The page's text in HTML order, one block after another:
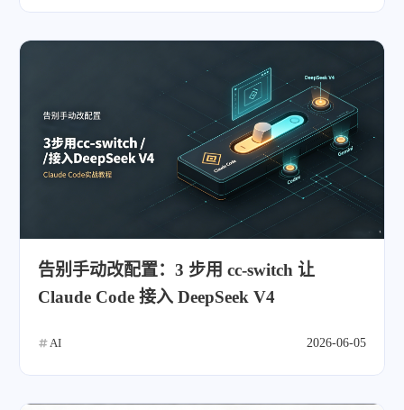
告别手动改配置：3 步用 cc-switch 让
Claude Code 接入 DeepSeek V4
AI 2026-06-05